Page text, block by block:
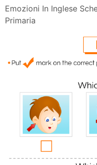
Emozioni In Inglese
Primaria